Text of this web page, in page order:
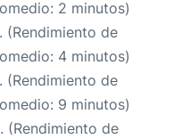
2 minutos)
. (Rendimiento de
4 minutos)
. (Rendimiento de
9 minutos)
. (Rendimiento de